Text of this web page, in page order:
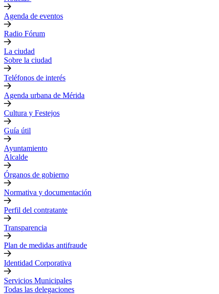
Agenda de eventos
Radio Fórum
La ciudad
Sobre la ciudad
Teléfonos de interés
Agenda urbana de Mérida
Cultura y Festejos
Guía útil
Ayuntamiento
Alcalde
Órganos de gobierno
Normativa y documentación
Perfil del contratante
Transparencia
Plan de medidas antifraude
Identidad Corporativa
Servicios Municipales
Todas las delegaciones